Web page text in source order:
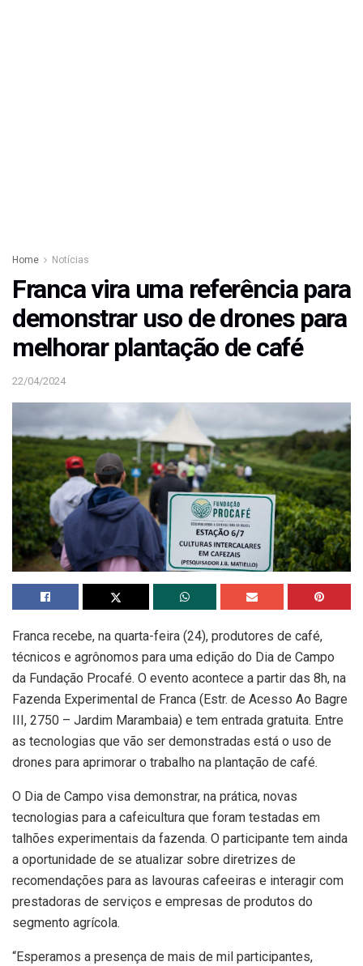
Home Notícias
Franca vira uma referência para
demonstrar uso de drones para
melhorar plantação de café
22/04/2024
Franca recebe, na quarta-feira (24), produtores de café,
técnicos e agrônomos para uma edição do Dia de Campo
da Fundação Procafé. O evento acontece a partir das 8h, na
Fazenda Experimental de Franca (Estr. de Acesso Ao Bagre
III, 2750 – Jardim Marambaia) e tem entrada gratuita. Entre
as tecnologias que vão ser demonstradas está o uso de
drones para aprimorar o trabalho na plantação de café.
O Dia de Campo visa demonstrar, na prática, novas
tecnologias para a cafeicultura que foram testadas em
talhões experimentais da fazenda. O participante tem ainda
a oportunidade de se atualizar sobre diretrizes de
recomendações para as lavouras cafeeiras e interagir com
prestadoras de serviços e empresas de produtos do
segmento agrícola.
“Esperamos a presença de mais de mil participantes,